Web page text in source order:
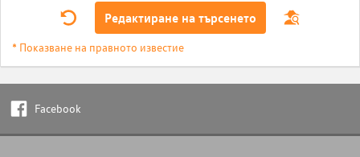
Редактиране на търсенето
* Показване на правното известие
Facebook